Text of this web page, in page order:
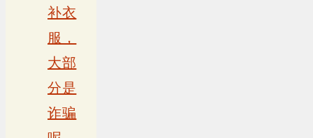
补衣
服，
大部
分是
诈骗